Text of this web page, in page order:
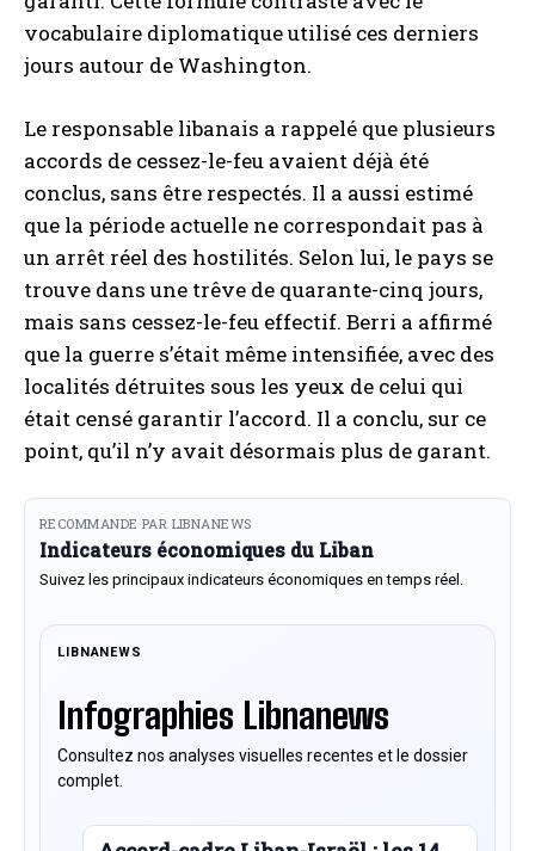
vocabulaire diplomatique utilisé ces derniers
jours autour de Washington.
Le responsable libanais a rappelé que plusieurs
accords de cessez-le-feu avaient déjà été
conclus, sans être respectés. Il a aussi estimé
que la période actuelle ne correspondait pas à
un arrêt réel des hostilités. Selon lui, le pays se
trouve dans une trêve de quarante-cinq jours,
mais sans cessez-le-feu effectif. Berri a affirmé
que la guerre s’était même intensifiée, avec des
localités détruites sous les yeux de celui qui
était censé garantir l’accord. Il a conclu, sur ce
point, qu’il n’y avait désormais plus de garant.
RECOMMANDE PAR LIBNANEWS
Indicateurs économiques du Liban
Suivez les principaux indicateurs économiques en temps réel.
LIBNANEWS
Infographies Libnanews
Consultez nos analyses visuelles recentes et le dossier
complet.